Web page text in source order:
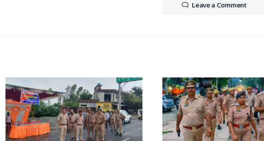
Leave a Comment